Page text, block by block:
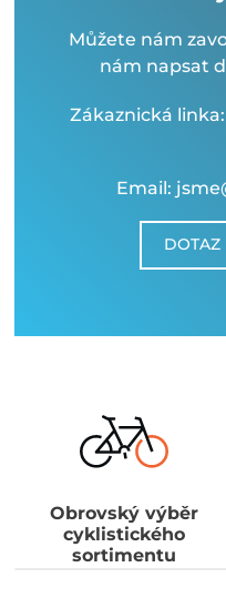
Můžete nám
nám napsat
Zákaznická
Email:
DOTAZ
Obrovský výběr
cyklistického
sortimentu